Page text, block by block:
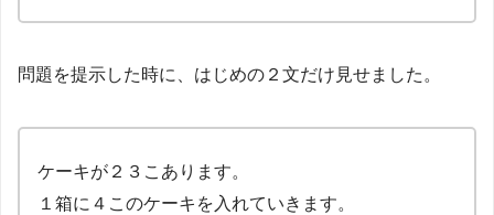
問題を提示した時に、はじめの２文だけ見せました。
ケーキが２３こあります。
１箱に４このケーキを入れていきます。